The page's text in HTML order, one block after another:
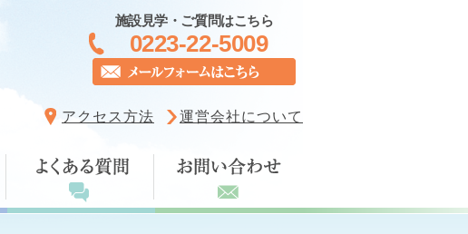
施設見学・ご質問はこちら
0223-22-5009
アクセス方法 運営会社について